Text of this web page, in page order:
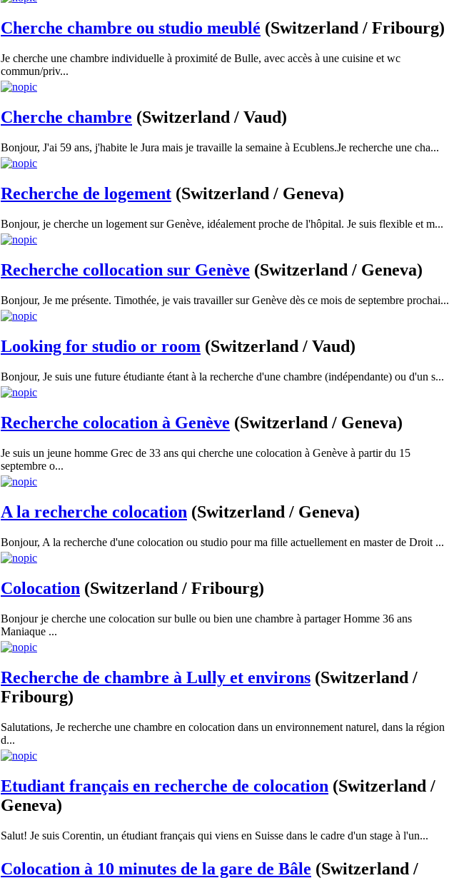
Cherche chambre ou studio meublé (Switzerland / Fribourg)
Je cherche une chambre individuelle à proximité de Bulle, avec accès à une cuisine et wc
commun/priv...
Cherche chambre (Switzerland / Vaud)
Bonjour, J'ai 59 ans, j'habite le Jura mais je travaille la semaine à Ecublens.Je recherche une cha...
Recherche de logement (Switzerland / Geneva)
Bonjour, je cherche un logement sur Genève, idéalement proche de l'hôpital. Je suis flexible et m...
Recherche collocation sur Genève (Switzerland / Geneva)
Bonjour, Je me présente. Timothée, je vais travailler sur Genève dès ce mois de septembre prochai...
Looking for studio or room (Switzerland / Vaud)
Bonjour, Je suis une future étudiante étant à la recherche d'une chambre (indépendante) ou d'un s...
Recherche colocation à Genève (Switzerland / Geneva)
Je suis un jeune homme Grec de 33 ans qui cherche une colocation à Genève à partir du 15
septembre o...
A la recherche colocation (Switzerland / Geneva)
Bonjour, A la recherche d'une colocation ou studio pour ma fille actuellement en master de Droit ...
Colocation (Switzerland / Fribourg)
Bonjour je cherche une colocation sur bulle ou bien une chambre à partager Homme 36 ans
Maniaque ...
Recherche de chambre à Lully et environs (Switzerland /
Fribourg)
Salutations, Je recherche une chambre en colocation dans un environnement naturel, dans la région
d...
Etudiant français en recherche de colocation (Switzerland /
Geneva)
Salut! Je suis Corentin, un étudiant français qui viens en Suisse dans le cadre d'un stage à l'un...
Colocation à 10 minutes de la gare de Bâle (Switzerland /